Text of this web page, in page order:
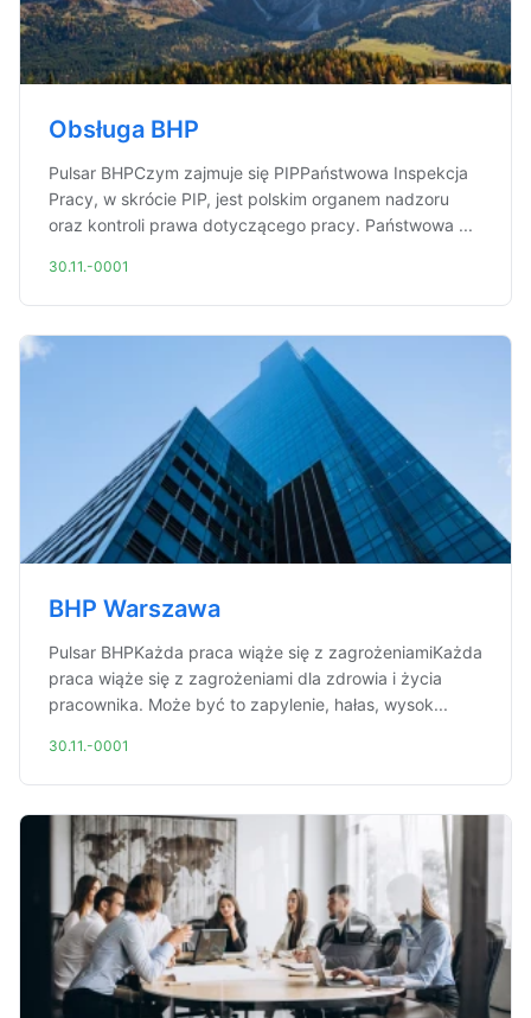
Obsługa BHP
Pulsar BHPCzym zajmuje się PIPPaństwowa Inspekcja
Pracy, w skrócie PIP, jest polskim organem nadzoru
oraz kontroli prawa dotyczącego pracy. Państwowa ...
30.11.-0001
BHP Warszawa
Pulsar BHPKażda praca wiąże się z zagrożeniamiKażda
praca wiąże się z zagrożeniami dla zdrowia i życia
pracownika. Może być to zapylenie, hałas, wysok...
30.11.-0001